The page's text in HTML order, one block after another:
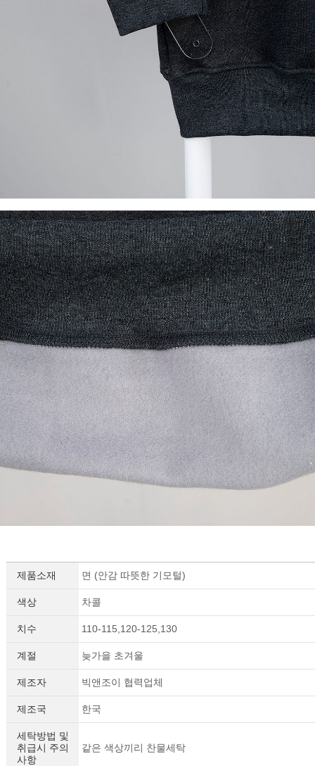
제품소재 면 (안감 따뜻한 기모털)
색상 차콜
치수 110-115,120-125,130
계절 늦가을 초겨울
제조자 빅앤조이 협력업체
제조국 한국
세탁방법 및
취급시 주의
사항
같은 색상끼리 찬물세탁